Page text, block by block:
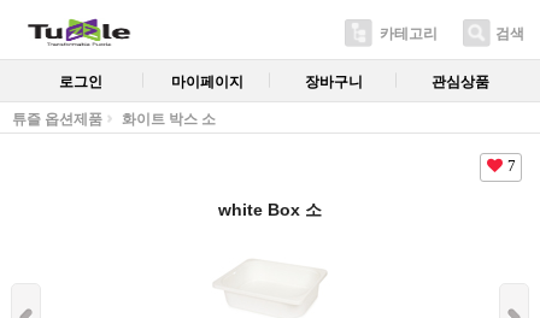
카테고리 검색
로그인 마이페이지 장바구니 관심상품
튜즐 옵션제품 화이트 박스 소
7
white Box 소